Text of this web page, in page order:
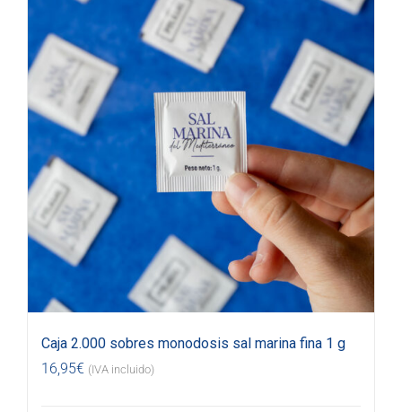
Caja 2.000 sobres monodosis sal marina fina 1 g
16,95€ (IVA incluido)